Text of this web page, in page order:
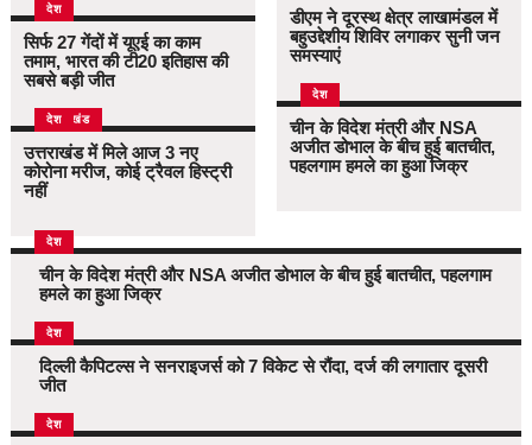
देश
सिर्फ 27 गेंदों में यूएई का काम
तमाम, भारत की टी20 इतिहास की
सबसे बड़ी जीत
उत्तराखंड
देश
उत्तराखंड में मिले आज 3 नए
कोरोना मरीज, कोई ट्रैवल हिस्ट्री
नहीं
डीएम ने दूरस्थ क्षेत्र लाखामंडल में
बहुउद्देशीय शिविर लगाकर सुनी जन
समस्याएं
देश
चीन के विदेश मंत्री और NSA
अजीत डोभाल के बीच हुई बातचीत,
पहलगाम हमले का हुआ जिक्र
देश
चीन के विदेश मंत्री और NSA अजीत डोभाल के बीच हुई बातचीत, पहलगाम
हमले का हुआ जिक्र
देश
दिल्ली कैपिटल्स ने सनराइजर्स को 7 विकेट से रौंदा, दर्ज की लगातार दूसरी
जीत
देश